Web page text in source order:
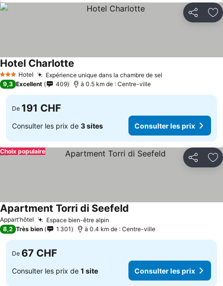
Partager
3 ÉtoilesHotel Expérience unique dans la chambre de sel
Hotel Charlotte
9,3 Excellent 409 à 0.5 km de : Centre-ville
De 191 CHF
Consulter les prix de 3 sites Consulter les prix
Partager
Choix populaire
Appart'hôtel Espace bien-être alpin
Apartment Torri di Seefeld
8,2 Très bien 1 301 à 0.4 km de : Centre-ville
De 67 CHF
Consulter les prix de 1 site Consulter les prix